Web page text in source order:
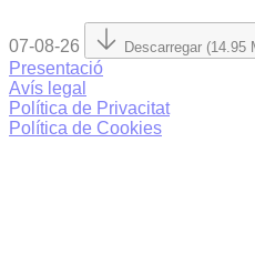
07-08-26 Descarregar (14.95
Presentació
Avís legal
Política de Privacitat
Política de Cookies